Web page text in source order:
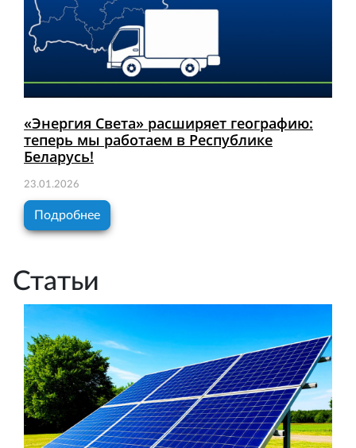
«Энергия Света» расширяет географию:
теперь мы работаем в Республике
Беларусь!
23.01.2026
Подробнее
Статьи